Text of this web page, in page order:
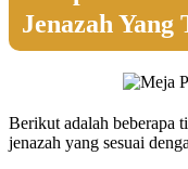
Jenazah Yang
Berikut adalah beberapa
jenazah yang sesuai